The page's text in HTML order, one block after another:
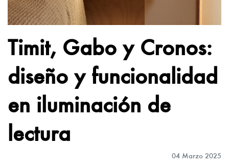
Timit, Gabo y Cronos:
diseño y funcionalidad
en iluminación de
lectura
04 Marzo 2025